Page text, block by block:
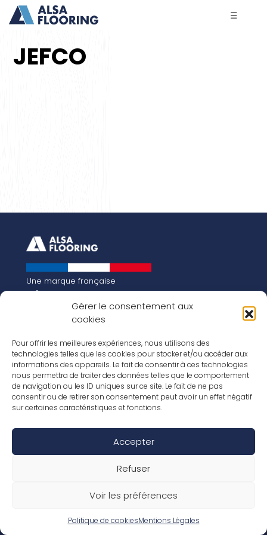
Gérer le consentement aux
cookies
Pour offrir les meilleures expériences, nous utilisons des
technologies telles que les cookies pour stocker et/ou accéder aux
informations des appareils. Le fait de consentir à ces technologies
nous permettra de traiter des données telles que le comportement
de navigation ou les ID uniques sur ce site. Le fait de ne pas
consentir ou de retirer son consentement peut avoir un effet négatif
sur certaines caractéristiques et fonctions.
Accepter
Refuser
Voir les préférences
Politique de cookiesMentions Légales
☰
JEFCO
Une marque française
Qui sommes-nous
Notre histoire
Les chiffres clés
FR
EN
Nos revêtements
Nos Stratifiés
Nos accessoires
Nos parquets
Conditions de garantie
Déclaration de performance
Politique de confidentialité